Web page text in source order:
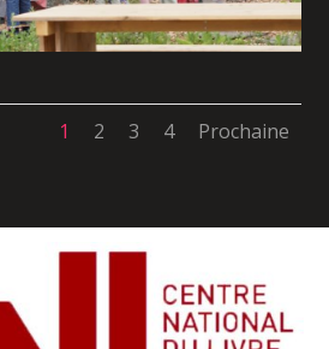
1 2 3 4 Prochaine